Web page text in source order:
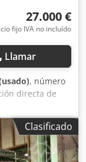
27.000 €
fijo IVA no incluído
Llamar
, número
directa de
Guía de 2755
Dksdpfxjxb D
12 m de
Desmontada,
en francés, por
Clasificado